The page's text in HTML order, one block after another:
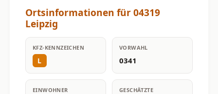
Ortsinformationen für 04319
Leipzig
KFZ-KENNZEICHEN
L
VORWAHL
0341
EINWOHNER
GESCHÄTZTE